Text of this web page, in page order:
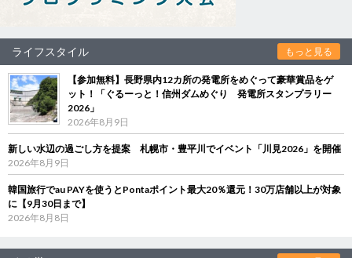
ライフスタイル もっと見る
【参加無料】長野県内12カ所の発電所をめぐって豪華賞品をゲ
ット！「ぐるーっと！信州ダムめぐり 発電所スタンプラリー
2026」
2026年8月9日
新しい水辺の過ごし方を提案 札幌市・豊平川でイベント「川見2026」を開催
2026年8月9日
韓国旅行でau PAYを使うとPontaポイント最大20％還元！30万店舗以上が対象
に【9月30日まで】
2026年8月8日